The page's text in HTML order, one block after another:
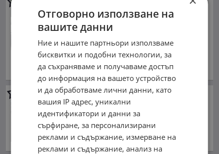
Germani-TOP
15 000 €
29 337.45 лв.
Цената е без ДДС
декември 2019 г., Дизелов
обл. Пловдив, гр. Съединение
Iveco Daily35s180 EURO6
16 000 €
31 293.28 лв.
октомври 2016 г., Дизелов
обл. Пловдив, гр. Съединение
Отговорно използване на
вашите данни
Ние и нашите партньори използваме
бисквитки и подобни технологии, за
да съхраняваме и получаваме достъп
до информация на вашето устройство
и да обработваме лични данни, като
вашия IP адрес, уникални
идентификатори и данни за
сърфиране, за персонализирани
реклами и съдържание, измерване на
реклами и съдържание, анализ на